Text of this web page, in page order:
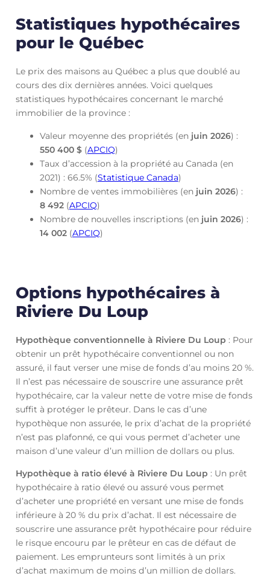
Statistiques hypothécaires
pour le Québec
Le prix des maisons au Québec a plus que doublé au
cours des dix dernières années. Voici quelques
statistiques hypothécaires concernant le marché
immobilier de la province :
Valeur moyenne des propriétés (en juin 2026) :
550 400 $(APCIQ)
Taux d’accession à la propriété au Canada (en
2021) : 66.5% (Statistique Canada)
Nombre de ventes immobilières (en juin 2026) :
8 492(APCIQ)
Nombre de nouvelles inscriptions (en juin 2026) :
14 002(APCIQ)
Options hypothécaires à
Riviere Du Loup
Hypothèque conventionnelle à Riviere Du Loup : Pour
obtenir un prêt hypothécaire conventionnel ou non
assuré, il faut verser une mise de fonds d’au moins 20 %.
Il n’est pas nécessaire de souscrire une assurance prêt
hypothécaire, car la valeur nette de votre mise de fonds
suffit à protéger le prêteur. Dans le cas d’une
hypothèque non assurée, le prix d’achat de la propriété
n’est pas plafonné, ce qui vous permet d’acheter une
maison d’une valeur d’un million de dollars ou plus.
Hypothèque à ratio élevé à Riviere Du Loup : Un prêt
hypothécaire à ratio élevé ou assuré vous permet
d’acheter une propriété en versant une mise de fonds
inférieure à 20 % du prix d’achat. Il est nécessaire de
souscrire une assurance prêt hypothécaire pour réduire
le risque encouru par le prêteur en cas de défaut de
paiement. Les emprunteurs sont limités à un prix
d’achat maximum de moins d’un million de dollars.